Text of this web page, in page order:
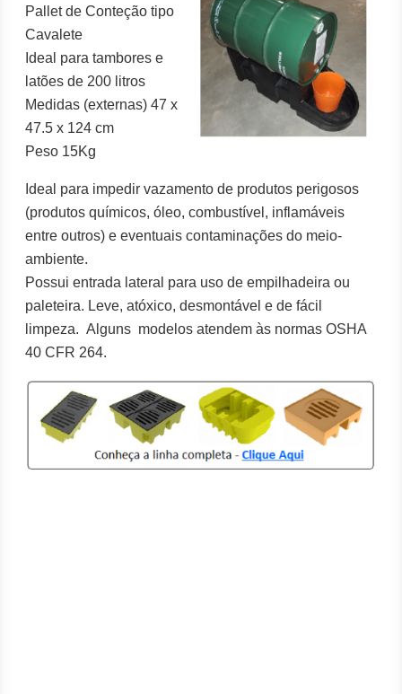
Pallet de Conteção tipo
Cavalete
Ideal para tambores e
latões de 200 litros
Medidas (externas) 47 x
47.5 x 124 cm
Peso 15Kg
Ideal para impedir vazamento de produtos perigosos
(produtos químicos, óleo, combustível, inflamáveis
entre outros) e eventuais contaminações do meio-
ambiente.
Possui entrada lateral para uso de empilhadeira ou
paleteira. Leve, atóxico, desmontável e de fácil
limpeza. Alguns modelos atendem às normas OSHA
40 CFR 264.